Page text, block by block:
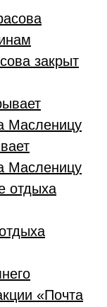
закрыт
Масленицу